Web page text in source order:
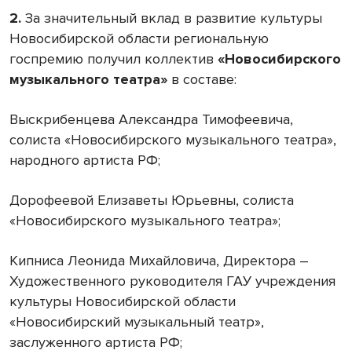
2. За значительный вклад в развитие культуры
Новосибирской области региональную
госпремию получил коллектив «Новосибирского
музыкального театра» в составе:
Выскрибенцева Александра Тимофеевича,
солиста «Новосибирского музыкального театра»,
народного артиста РФ;
Дорофеевой Елизаветы Юрьевны, солиста
«Новосибирского музыкального театра»;
Кипниса Леонида Михайловича, Директора –
Художественного руководителя ГАУ учреждения
культуры Новосибирской области
«Новосибирский музыкальный театр»,
заслуженного артиста РФ;